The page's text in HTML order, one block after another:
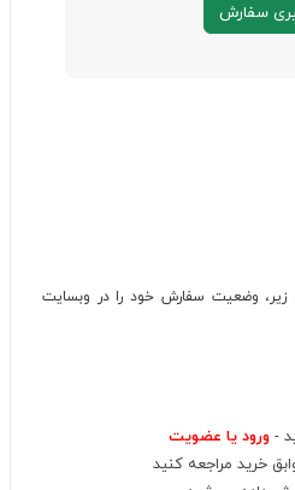
سفارش
وضعیت سفارش خود را در وبسایت
- ورود یا عضویت
خرید مراجعه کنید